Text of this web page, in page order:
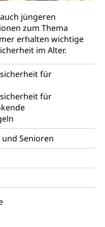
jüngeren
zum Thema
erhalten wichtige
im Alter.
für
für
Senioren
Schulen
Jahr
Basisstufe
Einfuhr,
Erschöpfung,
Kartell,
und
(WAS Luzern)